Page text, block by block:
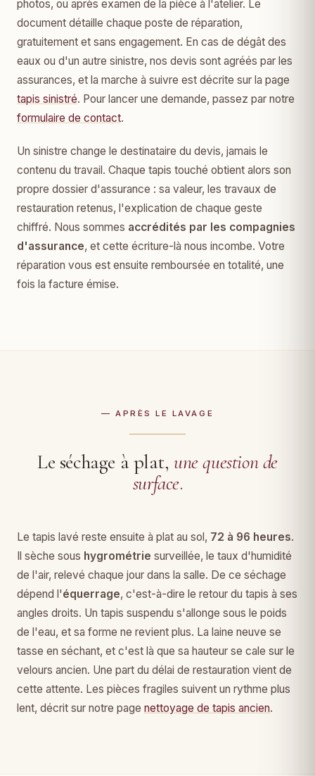
photos, ou après examen de la pièce à l'atelier. Le
document détaille chaque poste de réparation,
gratuitement et sans engagement. En cas de dégât des
eaux ou d'un autre sinistre, nos devis sont agréés par les
assurances, et la marche à suivre est décrite sur la page
tapis sinistré. Pour lancer une demande, passez par notre
formulaire de contact.
Un sinistre change le destinataire du devis, jamais le
contenu du travail. Chaque tapis touché obtient alors son
propre dossier d'assurance : sa valeur, les travaux de
restauration retenus, l'explication de chaque geste
chiffré. Nous sommes accrédités par les compagnies
d'assurance, et cette écriture-là nous incombe. Votre
réparation vous est ensuite remboursée en totalité, une
fois la facture émise.
— APRÈS LE LAVAGE
Le séchage à plat,une question de
surface.
Le tapis lavé reste ensuite à plat au sol, 72 à 96 heures.
Il sèche sous hygrométrie surveillée, le taux d'humidité
de l'air, relevé chaque jour dans la salle. De ce séchage
dépend l'équerrage, c'est-à-dire le retour du tapis à ses
angles droits. Un tapis suspendu s'allonge sous le poids
de l'eau, et sa forme ne revient plus. La laine neuve se
tasse en séchant, et c'est là que sa hauteur se cale sur le
velours ancien. Une part du délai de restauration vient de
cette attente. Les pièces fragiles suivent un rythme plus
lent, décrit sur notre page nettoyage de tapis ancien.